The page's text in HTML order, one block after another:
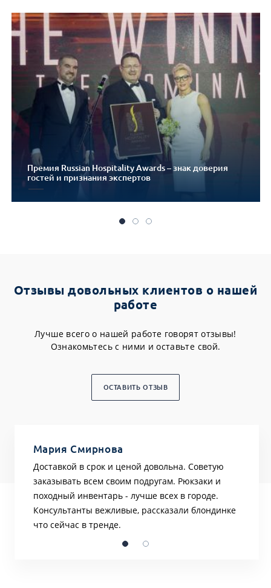
Премия Russian Hospitality Awards – знак доверия
гостей и признания экспертов
Отзывы довольных клиентов о нашей
работе
Лучше всего о нашей работе говорят отзывы!
Ознакомьтесь с ними и оставьте свой.
ОСТАВИТЬ ОТЗЫВ
Мария Смирнова
Доставкой в срок и ценой довольна. Советую
заказывать всем своим подругам. Рюкзаки и
походный инвентарь - лучше всех в городе.
Консультанты вежливые, рассказали блондинке
что сейчас в тренде.